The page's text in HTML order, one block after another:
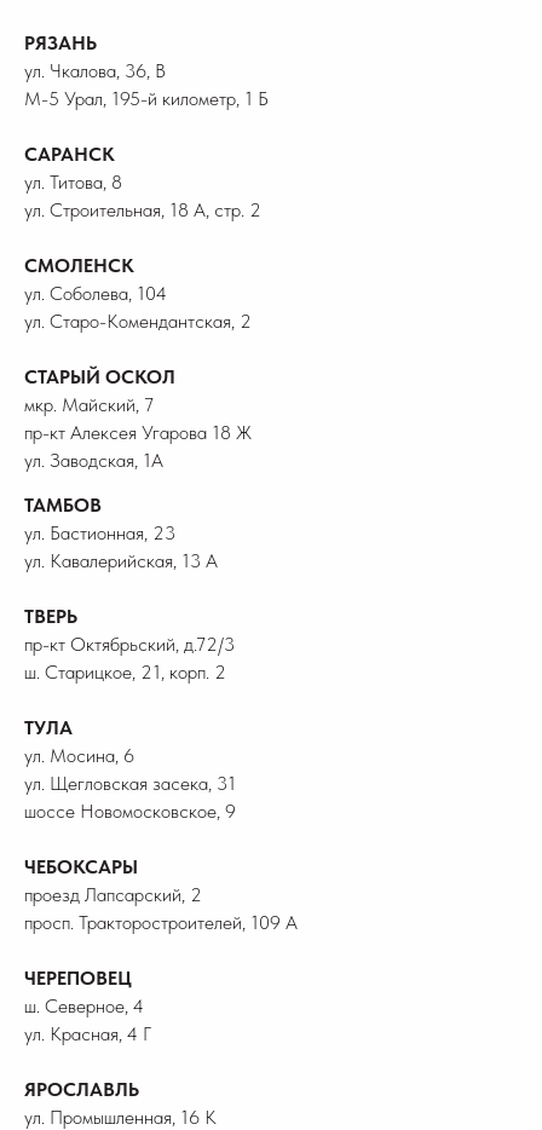
РЯЗАНЬ
ул. Чкалова, 36, В
М-5 Урал, 195-й километр, 1 Б
САРАНСК
ул. Титова, 8
ул. Строительная, 18 А, стр. 2
СМОЛЕНСК
ул. Соболева, 104
ул. Старо-Комендантская, 2
СТАРЫЙ ОСКОЛ
мкр. Майский, 7
пр-кт Алексея Угарова 18 Ж
ул. Заводская, 1А
ТАМБОВ
ул. Бастионная, 23
ул. Кавалерийская, 13 А
ТВЕРЬ
пр-кт Октябрьский, д.72/3
ш. Старицкое, 21, корп. 2
ТУЛА
ул. Мосина, 6
ул. Щегловская засека, 31
шоссе Новомосковское, 9
ЧЕБОКСАРЫ
проезд Лапсарский, 2
просп. Тракторостроителей, 109 А
ЧЕРЕПОВЕЦ
ш. Северное, 4
ул. Красная, 4 Г
ЯРОСЛАВЛЬ
ул. Промышленная, 16 К